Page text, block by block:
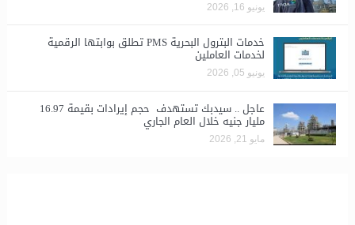
يونيو 16, 2026
خدمات البترول البحرية PMS تطلق بوابتها الرقمية
لخدمات العاملين
يونيو 05, 2026
عاجل .. سيدبك تستهدف حجم إيرادات بقيمة 16.97
مليار جنيه خلال العام الجاري
مايو 21, 2026